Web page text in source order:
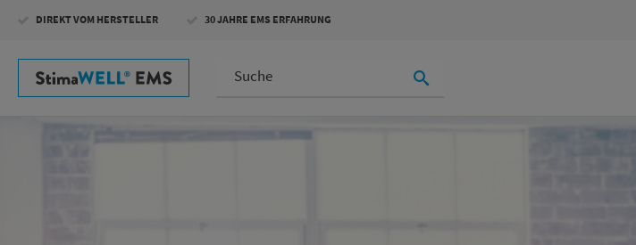
Inhalt
DIREKT VOM HERSTELLER 30 JAHRE EMS ERFAHRUNG